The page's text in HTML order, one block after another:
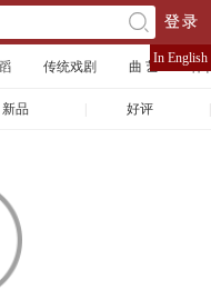
登录
传统戏剧 曲 艺 体
新品 好评
In English